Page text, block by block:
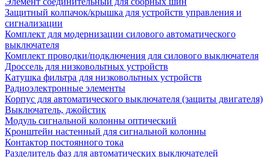
Защитный колпачок/крышка для устройств управления и
сигнализации
Комплект для модернизации силового автоматического
выключателя
Комплект проводки/подключения для силового выключателя
Дроссель для низковольтных устройств
Катушка фильтра для низковольтных устройств
Радиоэлектронные элементы
Корпус для автоматического выключателя (защиты двигателя)
Выключатель, джойстик
Модуль сигнальной колонны оптический
Кронштейн настенный для сигнальной колонны
Контактор постоянного тока
Разделитель фаз для автоматических выключателей